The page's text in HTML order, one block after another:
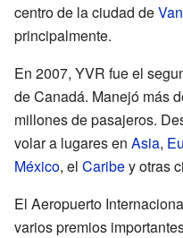
centro de la ciudad de
principalmente.
En 2007, YVR fue el
de Canadá. Manejó más
millones de pasajeros.
volar a lugares en Asia,
México, el Caribey otras
El Aeropuerto
varios premios